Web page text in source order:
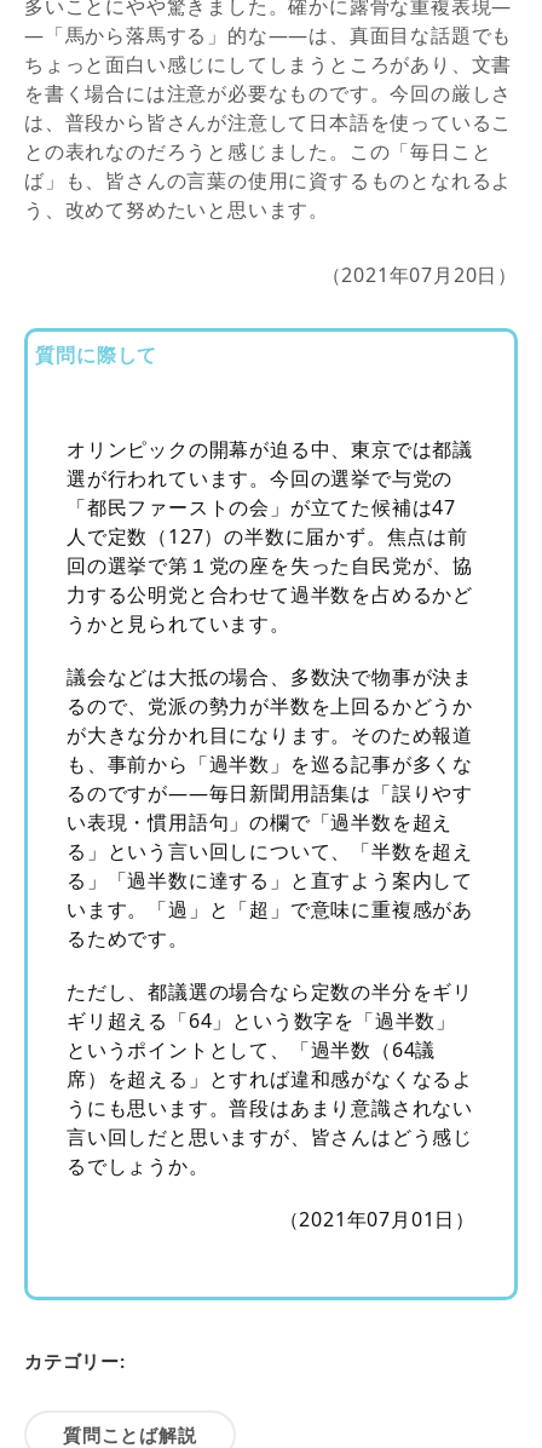
多いことにやや驚きました。確かに露骨な重複表現―
―「馬から落馬する」的な――は、真面目な話題でも
ちょっと面白い感じにしてしまうところがあり、文書
を書く場合には注意が必要なものです。今回の厳しさ
は、普段から皆さんが注意して日本語を使っているこ
との表れなのだろうと感じました。この「毎日こと
ば」も、皆さんの言葉の使用に資するものとなれるよ
う、改めて努めたいと思います。
（2021年07月20日）
質問に際して
オリンピックの開幕が迫る中、東京では都議
選が行われています。今回の選挙で与党の
「都民ファーストの会」が立てた候補は47
人で定数（127）の半数に届かず。焦点は前
回の選挙で第１党の座を失った自民党が、協
力する公明党と合わせて過半数を占めるかど
うかと見られています。
議会などは大抵の場合、多数決で物事が決ま
るので、党派の勢力が半数を上回るかどうか
が大きな分かれ目になります。そのため報道
も、事前から「過半数」を巡る記事が多くな
るのですが――毎日新聞用語集は「誤りやす
い表現・慣用語句」の欄で「過半数を超え
る」という言い回しについて、「半数を超え
る」「過半数に達する」と直すよう案内して
います。「過」と「超」で意味に重複感があ
るためです。
ただし、都議選の場合なら定数の半分をギリ
ギリ超える「64」という数字を「過半数」
というポイントとして、「過半数（64議
席）を超える」とすれば違和感がなくなるよ
うにも思います。普段はあまり意識されない
言い回しだと思いますが、皆さんはどう感じ
るでしょうか。
（2021年07月01日）
カテゴリー:
質問ことば解説